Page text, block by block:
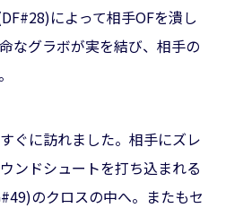
によって相手OFを潰し
なグラボが実を結び、相手の
ぐに訪れました。相手にズレ
ンドシュートを打ち込まれる
のクロスの中へ。またもセ